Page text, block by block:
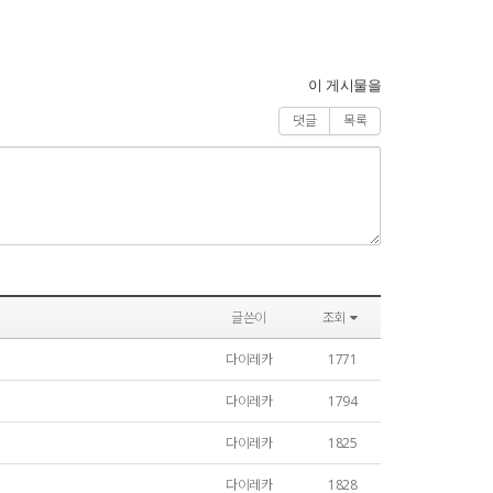
이 게시물을
댓글 목록
글쓴이 조회
다이레카 1771
다이레카 1794
다이레카 1825
다이레카 1828